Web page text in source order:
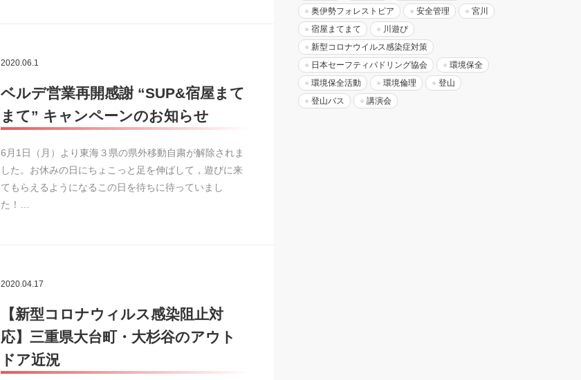
2020.06.1
ベルデ営業再開感謝 “SUP&宿屋まて
まて” キャンペーンのお知らせ
6月1日（月）より東海３県の県外移動自粛が解除されま
した。お休みの日にちょこっと足を伸ばして，遊びに来
てもらえるようになるこの日を待ちに待っていまし
た！…
2020.04.17
【新型コロナウィルス感染阻止対
応】三重県大台町・大杉谷のアウト
ドア近況
奥伊勢フォレストピア
安全管理
宮川
宿屋まてまて
川遊び
新型コロナウイルス感染症対策
日本セーフティパドリング協会
環境保全
環境保全活動
環境倫理
登山
登山バス
講演会